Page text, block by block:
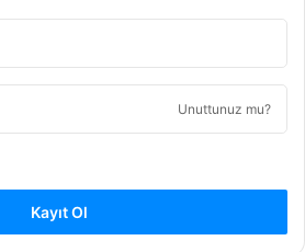
Unuttunuz mu?
Kayıt Ol